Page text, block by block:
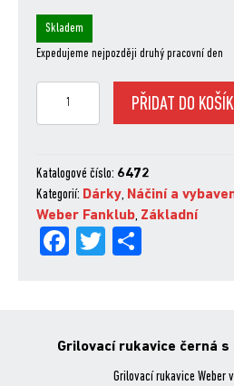
Skladem
Expedujeme nejpozději druhý pracovní den
červeným
kotlem
množství
PŘIDAT DO
Katalogové číslo: 6472
Kategorií: Dárky, Náčiní a
Weber Fanklub, Základní
Fa
Tw
Grilovací rukavice černá
Grilovací rukavice Weber